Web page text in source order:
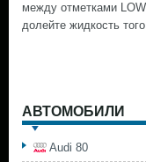
между отметками
долейте жидкость
АВТОМОБИЛИ
Audi 80